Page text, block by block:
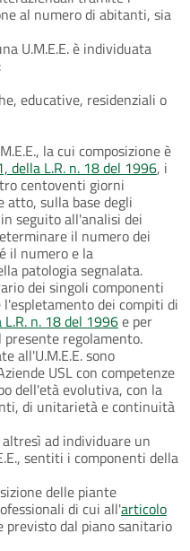
al numero di abitanti, sia
U.M.E.E. è individuata
educative, residenziali o
la cui composizione è
della L.R. n. 18 del 1996, i
centoventi giorni
sulla base degli
seguito all'analisi dei
il numero dei
il numero e la
patologia segnalata.
dei singoli componenti
l'espletamento dei compiti di
n. 18 del 1996e per
regolamento.
all'U.M.E.E. sono
USL con competenze
dell'età evolutiva, con la
di unitarietà e continuità
ad individuare un
sentiti i componenti della
delle piante
di cui all'articolo
previsto dal piano sanitario